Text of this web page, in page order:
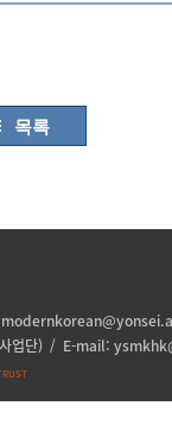
목록
업단) / E-mail: